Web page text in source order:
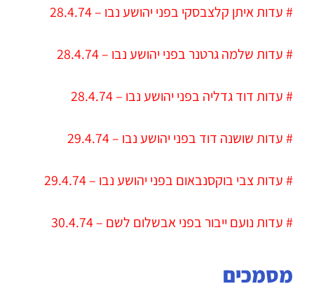
# עדות איתן קלצבסקי בפני יהושע נבו – 28.4.74
# עדות שלמה גרטנר בפני יהושע נבו – 28.4.74
# עדות דוד גדליה בפני יהושע נבו – 28.4.74
# עדות שושנה דוד בפני יהושע נבו – 29.4.74
# עדות צבי בוקסנבאום בפני יהושע נבו – 29.4.74
# עדות נועם ייבור בפני אבשלום לשם – 30.4.74
מסמכים